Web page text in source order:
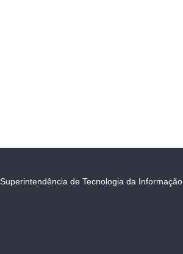
Superintendência de Tecnologia da Informação